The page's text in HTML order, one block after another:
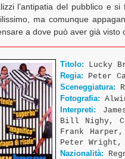
l’antipatia del pubblico e
ma comunque
a dove può aver già visto
Titolo: Lucky
Regia: Peter
Sceneggiatura:
Fotografia:
Interpreti:
Bill Nighy,
Frank
Peter Wright,
Nazionalità: